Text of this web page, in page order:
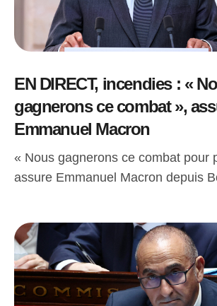
EN DIRECT, incendies : «
gagnerons ce combat »,
Emmanuel Macron
« Nous gagnerons ce combat pour
assure Emmanuel Macron depuis